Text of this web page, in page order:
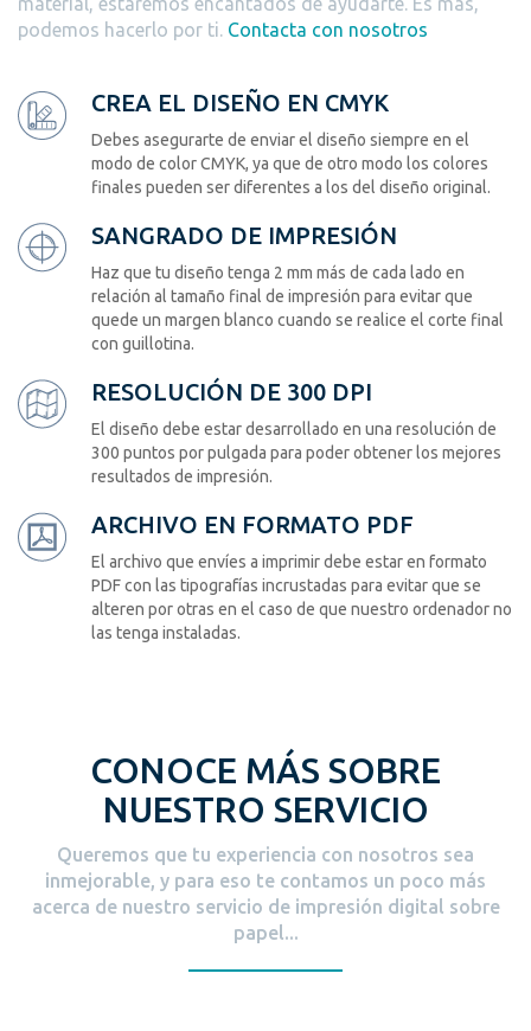
podemos hacerlo por ti. Contacta con nosotros
CREA EL DISEÑO EN CMYK
Debes asegurarte de enviar el diseño siempre en el
modo de color CMYK, ya que de otro modo los colores
finales pueden ser diferentes a los del diseño original.
SANGRADO DE IMPRESIÓN
Haz que tu diseño tenga 2 mm más de cada lado en
relación al tamaño final de impresión para evitar que
quede un margen blanco cuando se realice el corte final
con guillotina.
RESOLUCIÓN DE 300 DPI
El diseño debe estar desarrollado en una resolución de
300 puntos por pulgada para poder obtener los mejores
resultados de impresión.
ARCHIVO EN FORMATO PDF
El archivo que envíes a imprimir debe estar en formato
PDF con las tipografías incrustadas para evitar que se
alteren por otras en el caso de que nuestro ordenador no
las tenga instaladas.
CONOCE MÁS SOBRE
NUESTRO SERVICIO
Queremos que tu experiencia con nosotros sea
inmejorable, y para eso te contamos un poco más
acerca de nuestro servicio de impresión digital sobre
papel...